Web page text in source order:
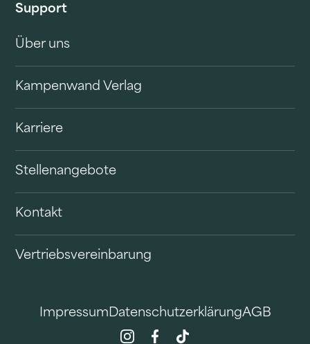
Support
Über uns
Kampenwand Verlag
Karriere
Stellenangebote
Kontakt
Vertriebsvereinbarung
ImpressumDatenschutzerklärungAGB